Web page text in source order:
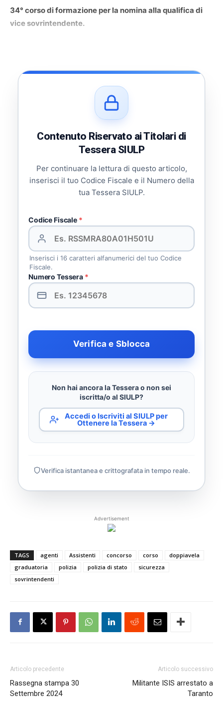
34° corso di formazione per la nomina alla qualifica di
vice sovrintendente.
Contenuto Riservato ai Titolari di
Tessera SIULP
Per continuare la lettura di questo articolo,
inserisci il tuo Codice Fiscale e il Numero della
tua Tessera SIULP.
Codice Fiscale *
Inserisci i 16 caratteri alfanumerici del tuo Codice
Fiscale.
Numero Tessera *
Verifica e Sblocca
Non hai ancora la Tessera o non sei
iscritta/o al SIULP?
Accedi o Iscriviti al SIULP per
Ottenere la Tessera →
Verifica istantanea e crittografata in tempo reale.
Advertisement
TAGS agenti Assistenti concorso corso
doppiavela
graduatoria
polizia polizia di stato
sicurezza
sovrintendenti
Articolo precedente
Rassegna stampa 30
Settembre 2024
Articolo successivo
Militante ISIS arrestato a
Taranto